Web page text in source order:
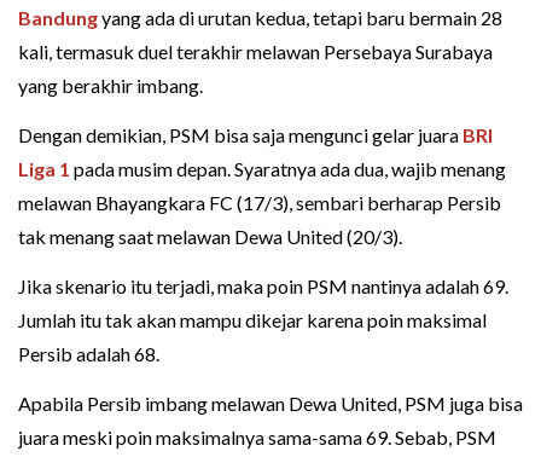
Bandungyang ada di urutan kedua, tetapi baru bermain 28
kali, termasuk duel terakhir melawan Persebaya Surabaya
yang berakhir imbang.
Dengan demikian, PSM bisa saja mengunci gelar juara BRI
Liga 1 pada musim depan. Syaratnya ada dua, wajib menang
melawan Bhayangkara FC (17/3), sembari berharap Persib
tak menang saat melawan Dewa United (20/3).
Jika skenario itu terjadi, maka poin PSM nantinya adalah 69.
Jumlah itu tak akan mampu dikejar karena poin maksimal
Persib adalah 68.
Apabila Persib imbang melawan Dewa United, PSM juga bisa
juara meski poin maksimalnya sama-sama 69. Sebab, PSM